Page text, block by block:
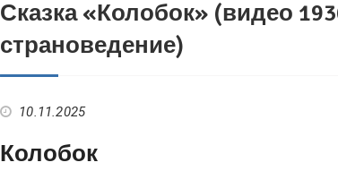
Сказка «Колобок» (видео
страноведение)
10.11.2025
Колобок